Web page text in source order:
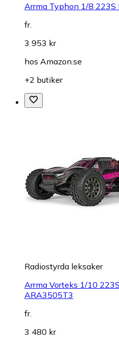
Arrma Typhon 1/8 223S
fr.
3 953 kr
hos Amazon.se
+2 butiker
Radiostyrda leksaker
Arrma Vorteks 1/10
ARA3505T3
fr.
3 480 kr